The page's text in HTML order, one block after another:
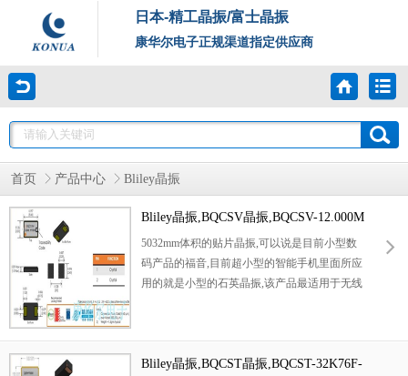
日本-精工晶振/富士晶振
康华尔电子正规渠道指定供应商
首页 产品中心 Bliley晶振
Bliley晶振,BQCSV晶振,BQCSV-12.000M
HZMF-BCDAT晶振
5032mm体积的贴片晶振,可以说是目前小型数
码产品的福音,目前超小型的智能手机里面所应
用的就是小型的石英晶振,该产品最适用于无线
品特点,产品本身编带包装方式,可对应自动高
速贴片机应用,以及高温回流焊接，产品无铅对
Bliley晶振,BQCST晶振,BQCST-32K76F-